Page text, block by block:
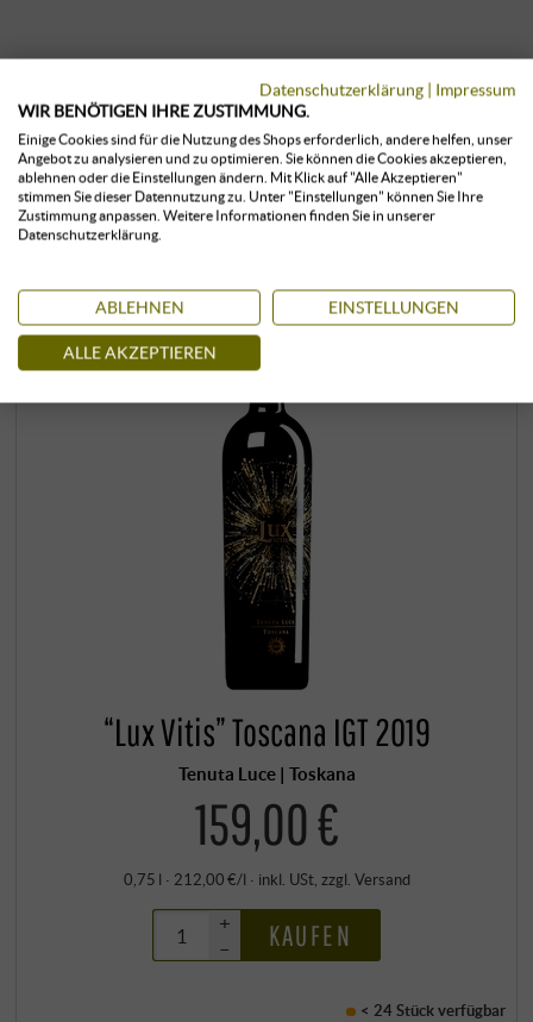
KUNDEN, DIE DIESES PRODUKT
GEKAUFT HABEN, KAUFTEN AUCH:
“Lux Vitis” Toscana IGT 2019
Tenuta Luce | Toskana
159,00 €
0,75 l · 212,00 €/l · inkl. USt, zzgl. Versand
+
–
KAUFEN
< 24 Stückverfügbar
Datenschutzerklärung | Impressum
WIR BENÖTIGEN IHRE ZUSTIMMUNG.
Einige Cookies sind für die Nutzung des Shops erforderlich, andere helfen, unser
Angebot zu analysieren und zu optimieren. Sie können die Cookies akzeptieren,
ablehnen oder die Einstellungen ändern. Mit Klick auf "Alle Akzeptieren"
stimmen Sie dieser Datennutzung zu. Unter "Einstellungen" können Sie Ihre
Zustimmung anpassen. Weitere Informationen finden Sie in unserer
Datenschutzerklärung.
ABLEHNEN EINSTELLUNGEN
ALLE AKZEPTIEREN